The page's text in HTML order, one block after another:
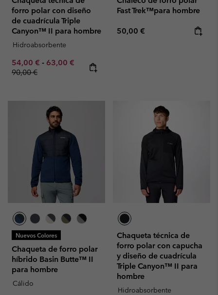
forro polar con diseño
de cuadrícula Triple
Canyon™ II para hombre
Hidroabsorbente
Minimum sale price:
54,00 € - Maximum sale price:
63,00 € Regular price:
90,00 €
Fast Trek™para hombre
Regular price:
50,00 €
Nuevos Colores
Chaqueta de forro polar
híbrido Basin Butte™ II
para hombre
Cálido
Chaqueta técnica de
forro polar con capucha
y diseño de cuadrícula
Triple Canyon™ II para
hombre
Hidroabsorbente